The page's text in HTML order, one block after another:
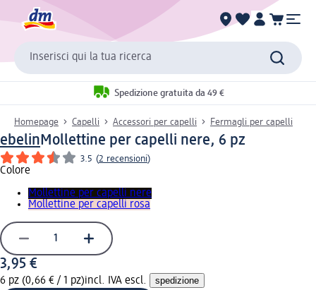
Inserisci qui la tua ricerca
Spedizione gratuita da 49 €
Homepage Capelli Accessori per capelli Fermagli per capelli
ebelinMollettine per capelli nere, 6 pz
3.5 (2 recensioni)
Colore
Mollettine per capelli nere
Mollettine per capelli rosa
3,95 €
6 pz (0,66 € / 1 pz)incl. IVA escl. spedizione